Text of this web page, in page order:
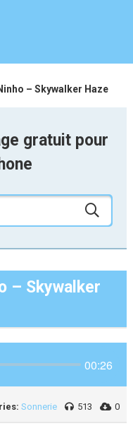
– Skywalker Haze
gratuit pour
– Skywalker
00:26
Sonnerie 513 0